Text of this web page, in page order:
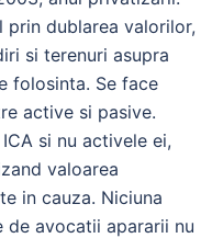
prin dublarea valorilor,
si terenuri asupra
folosinta. Se face
active si pasive.
si nu activele ei,
valoarea
in cauza. Niciuna
avocatii apararii nu